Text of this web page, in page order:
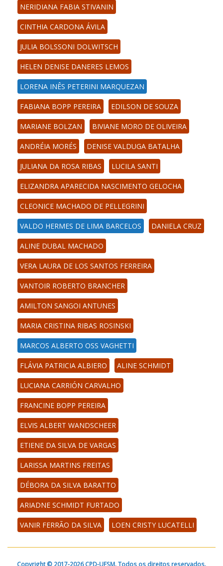
NERIDIANA FABIA STIVANIN
CINTHIA CARDONA ÁVILA
JULIA BOLSSONI DOLWITSCH
HELEN DENISE DANERES LEMOS
LORENA INÊS PETERINI MARQUEZAN
FABIANA BOPP PEREIRA EDILSON DE SOUZA
MARIANE BOLZAN BIVIANE MORO DE OLIVEIRA
ANDRÉIA MORÉS DENISE VALDUGA BATALHA
JULIANA DA ROSA RIBAS LUCILA SANTI
ELIZANDRA APARECIDA NASCIMENTO GELOCHA
CLEONICE MACHADO DE PELLEGRINI
VALDO HERMES DE LIMA BARCELOS DANIELA CRUZ
ALINE DUBAL MACHADO
VERA LAURA DE LOS SANTOS FERREIRA
VANTOIR ROBERTO BRANCHER
AMILTON SANGOI ANTUNES
MARIA CRISTINA RIBAS ROSINSKI
MARCOS ALBERTO OSS VAGHETTI
FLÁVIA PATRICIA ALBIERO ALINE SCHMIDT
LUCIANA CARRIÓN CARVALHO
FRANCINE BOPP PEREIRA
ELVIS ALBERT WANDSCHEER
ETIENE DA SILVA DE VARGAS
LARISSA MARTINS FREITAS
DÉBORA DA SILVA BARATTO
ARIADNE SCHMIDT FURTADO
VANIR FERRÃO DA SILVA LOEN CRISTY LUCATELLI
Copyright © 2017-2026 CPD-UFSM. Todos os direitos reservados.